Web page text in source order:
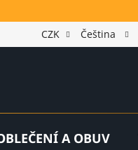
CZK Čeština
A OBUV